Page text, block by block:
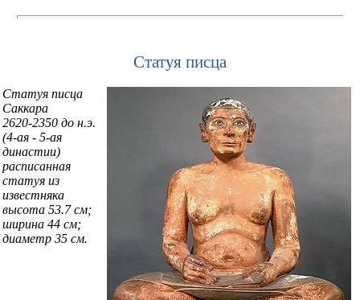
Статуя писца
Статуя писца
Саккара
2620-2350 до н.э.
(4-ая - 5-ая
династии)
расписанная
статуя из
известняка
высота 53.7 см;
ширина 44 см;
диаметр 35 см.